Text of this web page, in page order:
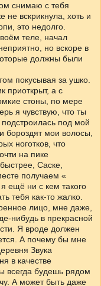
снимаю с тебя
вскрикнула, хоть и
это недолго.
теле, начал
но вскоре в
должны были
покусывая за ушко.
приоткрыт, а с
стоны, по мере
я чувствую, что ты
под мой
бороздят мои волосы,
ноготков, что
на пике
Саске,
получаем «
ещё ни с кем такого
тебя как-то жалко.
лицо, мне даже,
нибудь в прекрасной
Я вроде должен
А почему бы мне
Звука
в качестве
всегда будешь рядом
А может быть даже